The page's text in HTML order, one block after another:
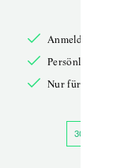
Anmelden
Persönliche
Nur für
30 TAGE